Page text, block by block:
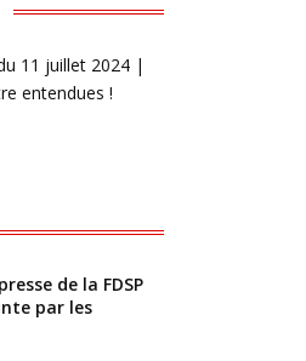
11 juillet 2024 |
entendues !
de la FDSP
par les